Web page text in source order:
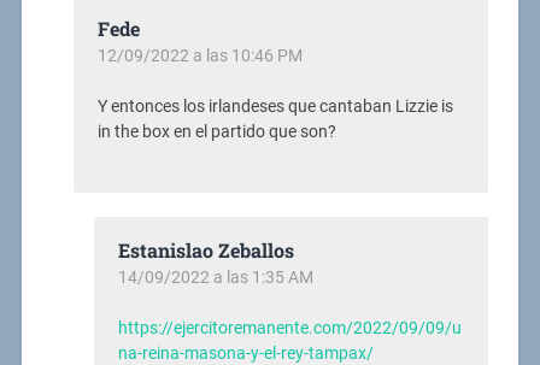
Fede
12/09/2022 a las 10:46 PM
Y entonces los irlandeses que cantaban Lizzie is
in the box en el partido que son?
Estanislao Zeballos
14/09/2022 a las 1:35 AM
https://ejercitoremanente.com/2022/09/09/u
na-reina-masona-y-el-rey-tampax/